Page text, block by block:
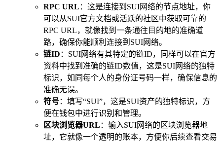
RPC URL ：这是连接到SUI网络的节点地址，你
可以从SUI官方文档或活跃的社区中获取可靠的
RPC URL，就像找到一条通往目的地的准确道
路，确保你能顺利连接到SUI网络。
链ID ：SUI网络有其特定的链ID，同样可以在官方
资料中找到准确的链ID数值，这是SUI网络的独特
标识，如同每个人的身份证号码一样，确保信息的
准确无误。
符号：填写“SUI”，这是SUI资产的独特标识，方
便在钱包中进行识别和管理。
区块浏览器URL ：输入SUI网络的区块浏览器地
址，它就像一个透明的账本，方便你后续查看交易